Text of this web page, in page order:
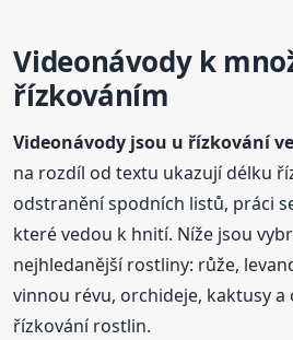
Videonávody k
řízkováním
Videonávody jsou u řízkování
na rozdíl od textu ukazují délku
odstranění spodních listů, práci
které vedou k hnití. Níže jsou
nejhledanější rostliny: růže,
vinnou révu, orchideje, kaktusy a
řízkování rostlin.